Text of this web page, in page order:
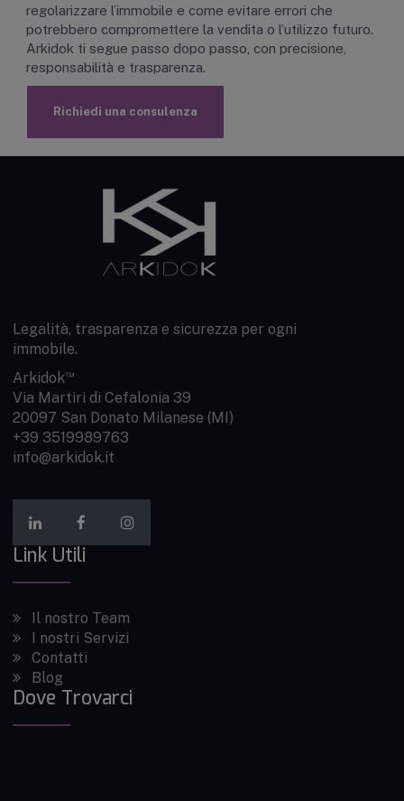
regolarizzare l’immobile e come evitare errori che
potrebbero compromettere la vendita o l’utilizzo futuro.
Arkidok ti segue passo dopo passo, con precisione,
responsabilità e trasparenza.
Richiedi una consulenza
Legalità, trasparenza e sicurezza per ogni
immobile.
Arkidok™
Via Martiri di Cefalonia 39
20097 San Donato Milanese (MI)
+39 3519989763
info@arkidok.it
Il nostro Team
I nostri Servizi
Contatti
Blog